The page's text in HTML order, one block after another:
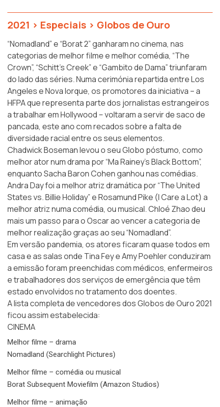
2021 > Especiais > Globos de Ouro
“Nomadland” e “Borat 2” ganharam no cinema, nas
categorias de melhor filme e melhor comédia, “The
Crown”, “Schitt’s Creek” e “Gambito de Dama” triunfaram
do lado das séries. Numa cerimónia repartida entre Los
Angeles e Nova Iorque, os promotores da iniciativa – a
HFPA que representa parte dos jornalistas estrangeiros
a trabalhar em Hollywood – voltaram a servir de saco de
pancada, este ano com recados sobre a falta de
diversidade racial entre os seus elementos.
Chadwick Boseman levou o seu Globo póstumo, como
melhor ator num drama por “Ma Rainey’s Black Bottom”,
enquanto Sacha Baron Cohen ganhou nas comédias.
Andra Day foi a melhor atriz dramática por “The United
States vs. Billie Holiday” e Rosamund Pike (I Care a Lot) a
melhor atriz numa comédia, ou musical. Chloé Zhao deu
mais um passo para o Oscar ao vencer a categoria de
melhor realização graças ao seu “Nomadland”.
Em versão pandemia, os atores ficaram quase todos em
casa e as salas onde Tina Fey e Amy Poehler conduziram
a emissão foram preenchidas com médicos, enfermeiros
e trabalhadores dos serviços de emergência que têm
estado envolvidos no tratamento dos doentes.
A lista completa de vencedores dos Globos de Ouro 2021
ficou assim estabelecida:
CINEMA
Melhor filme – drama
Nomadland (Searchlight Pictures)
Melhor filme – comédia ou musical
Borat Subsequent Moviefilm (Amazon Studios)
Melhor filme – animação